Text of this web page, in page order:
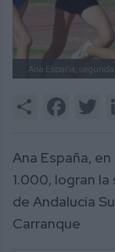
Ana España, segunda
Share Facebook
Ana España,
1.000, logran
de Andalucía
Carranque